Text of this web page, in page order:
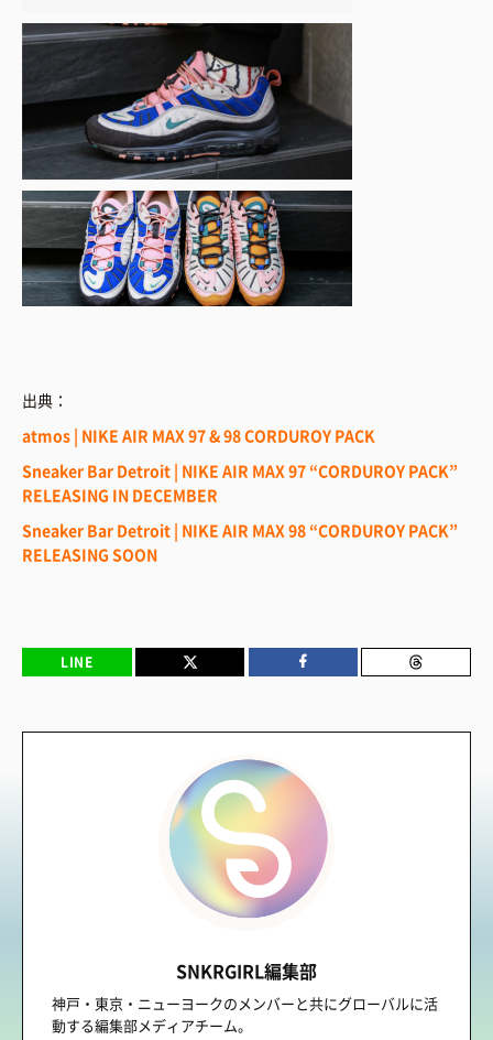
出典：
atmos | NIKE AIR MAX 97 & 98 CORDUROY PACK
Sneaker Bar Detroit | NIKE AIR MAX 97 “CORDUROY PACK”
RELEASING IN DECEMBER
Sneaker Bar Detroit | NIKE AIR MAX 98 “CORDUROY PACK”
RELEASING SOON
LINE
SNKRGIRL編集部
神戸・東京・ニューヨークのメンバーと共にグローバルに活
動する編集部メディアチーム。